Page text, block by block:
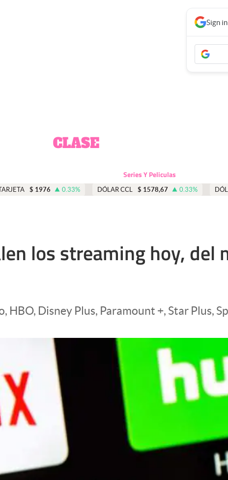
Series Y Peliculas
$ 1976 0.33% DÓLAR CCL $ 1578,67 0.33%
Sign
los streaming hoy, del
Disney Plus, Paramount +, Star Plus,